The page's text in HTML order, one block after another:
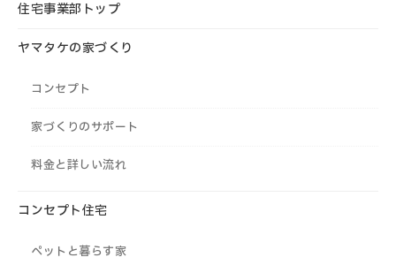
住宅事業部トップ
ヤマタケの家づくり
コンセプト
家づくりのサポート
料金と詳しい流れ
コンセプト住宅
ペットと暮らす家